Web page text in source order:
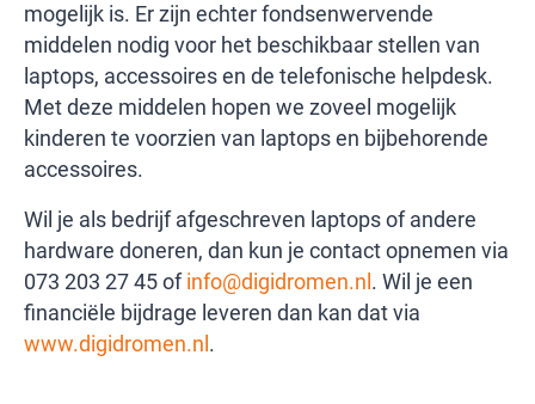
mogelijk is. Er zijn echter fondsenwervende
middelen nodig voor het beschikbaar stellen van
laptops, accessoires en de telefonische helpdesk.
Met deze middelen hopen we zoveel mogelijk
kinderen te voorzien van laptops en bijbehorende
accessoires.
Wil je als bedrijf afgeschreven laptops of andere
hardware doneren, dan kun je contact opnemen via
073 203 27 45 of info@digidromen.nl . Wil je een
financiële bijdrage leveren dan kan dat via
www.digidromen.nl .